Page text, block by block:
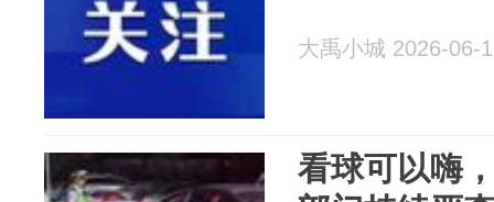
大禹小城 2026-06-
看球可以嗨